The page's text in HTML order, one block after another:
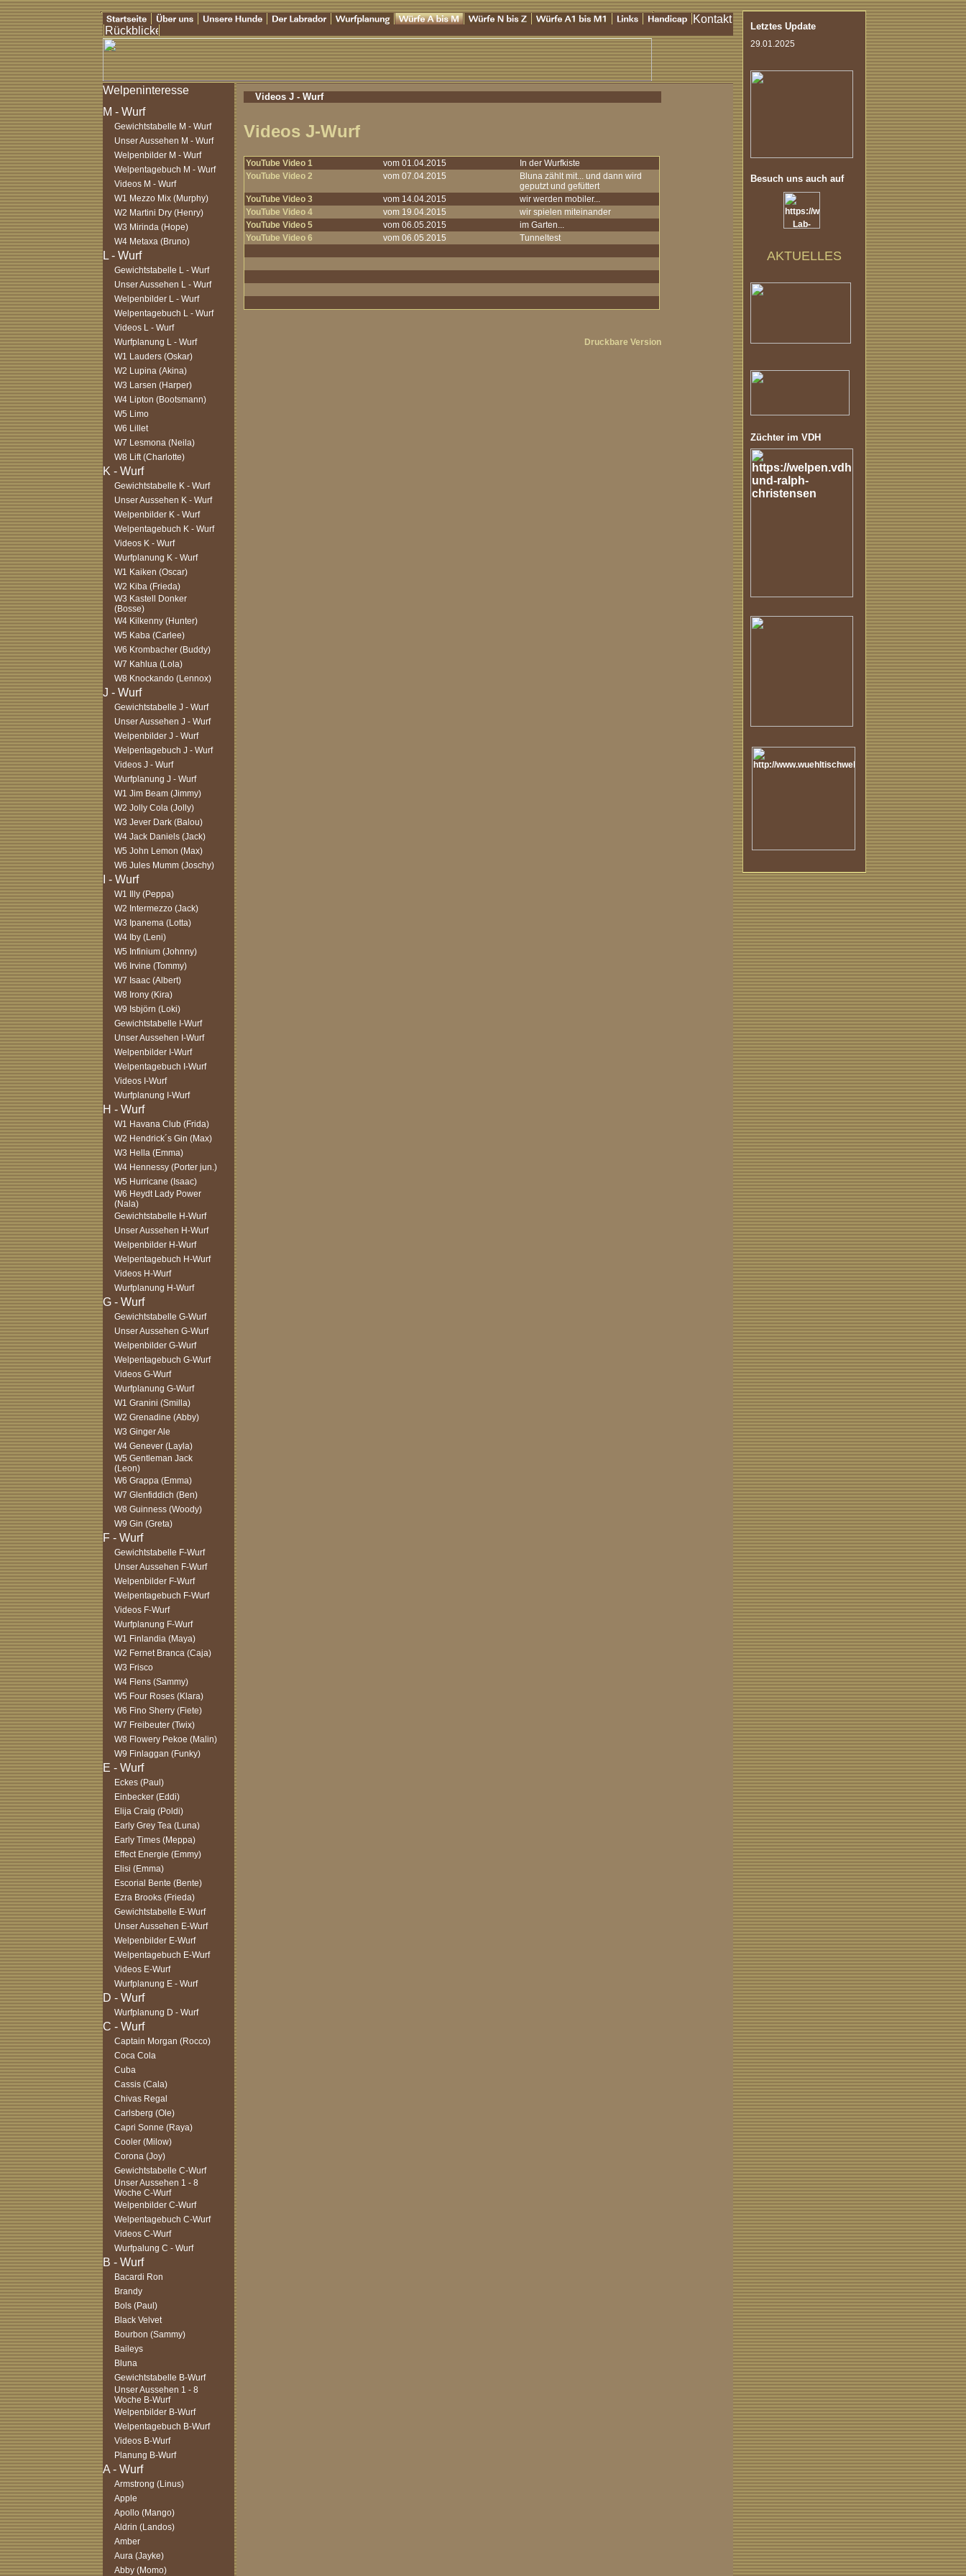
Gewichtstabelle M - Wurf
Unser Aussehen M - Wurf
Welpenbilder M - Wurf
Welpentagebuch M - Wurf
Videos M - Wurf
W1 Mezzo Mix (Murphy)
W2 Martini Dry (Henry)
W3 Mirinda (Hope)
W4 Metaxa (Bruno)
Gewichtstabelle L - Wurf
Unser Aussehen L - Wurf
Welpenbilder L - Wurf
Welpentagebuch L - Wurf
Videos L - Wurf
Wurfplanung L - Wurf
W1 Lauders (Oskar)
W2 Lupina (Akina)
W3 Larsen (Harper)
W4 Lipton (Bootsmann)
W5 Limo
W6 Lillet
W7 Lesmona (Neila)
W8 Lift (Charlotte)
Gewichtstabelle K - Wurf
Unser Aussehen K - Wurf
Welpenbilder K - Wurf
Welpentagebuch K - Wurf
Videos K - Wurf
Wurfplanung K - Wurf
W1 Kaiken (Oscar)
W2 Kiba (Frieda)
W3 Kastell Donker
(Bosse)
W4 Kilkenny (Hunter)
W5 Kaba (Carlee)
W6 Krombacher (Buddy)
W7 Kahlua (Lola)
W8 Knockando (Lennox)
Gewichtstabelle J - Wurf
Unser Aussehen J - Wurf
Welpenbilder J - Wurf
Welpentagebuch J - Wurf
Videos J - Wurf
Wurfplanung J - Wurf
W1 Jim Beam (Jimmy)
W2 Jolly Cola (Jolly)
W3 Jever Dark (Balou)
W4 Jack Daniels (Jack)
W5 John Lemon (Max)
W6 Jules Mumm (Joschy)
W1 Illy (Peppa)
W2 Intermezzo (Jack)
W3 Ipanema (Lotta)
W4 Iby (Leni)
W5 Infinium (Johnny)
W6 Irvine (Tommy)
W7 Isaac (Albert)
W8 Irony (Kira)
W9 Isbjörn (Loki)
Gewichtstabelle I-Wurf
Unser Aussehen I-Wurf
Welpenbilder I-Wurf
Welpentagebuch I-Wurf
Videos I-Wurf
Wurfplanung I-Wurf
W1 Havana Club (Frida)
W2 Hendrick´s Gin (Max)
W3 Hella (Emma)
W4 Hennessy (Porter jun.)
W5 Hurricane (Isaac)
W6 Heydt Lady Power
(Nala)
Gewichtstabelle H-Wurf
Unser Aussehen H-Wurf
Welpenbilder H-Wurf
Welpentagebuch H-Wurf
Videos H-Wurf
Wurfplanung H-Wurf
Gewichtstabelle G-Wurf
Unser Aussehen G-Wurf
Welpenbilder G-Wurf
Welpentagebuch G-Wurf
Videos G-Wurf
Wurfplanung G-Wurf
W1 Granini (Smilla)
W2 Grenadine (Abby)
W3 Ginger Ale
W4 Genever (Layla)
W5 Gentleman Jack
(Leon)
W6 Grappa (Emma)
W7 Glenfiddich (Ben)
W8 Guinness (Woody)
W9 Gin (Greta)
Gewichtstabelle F-Wurf
Unser Aussehen F-Wurf
Welpenbilder F-Wurf
Welpentagebuch F-Wurf
Videos F-Wurf
Wurfplanung F-Wurf
W1 Finlandia (Maya)
W2 Fernet Branca (Caja)
W3 Frisco
W4 Flens (Sammy)
W5 Four Roses (Klara)
W6 Fino Sherry (Fiete)
W7 Freibeuter (Twix)
W8 Flowery Pekoe (Malin)
W9 Finlaggan (Funky)
Eckes (Paul)
Einbecker (Eddi)
Elija Craig (Poldi)
Early Grey Tea (Luna)
Early Times (Meppa)
Effect Energie (Emmy)
Elisi (Emma)
Escorial Bente (Bente)
Ezra Brooks (Frieda)
Gewichtstabelle E-Wurf
Unser Aussehen E-Wurf
Welpenbilder E-Wurf
Welpentagebuch E-Wurf
Videos E-Wurf
Wurfplanung E - Wurf
Wurfplanung D - Wurf
Captain Morgan (Rocco)
Coca Cola
Cuba
Cassis (Cala)
Chivas Regal
Carlsberg (Ole)
Capri Sonne (Raya)
Cooler (Milow)
Corona (Joy)
Gewichtstabelle C-Wurf
Unser Aussehen 1 - 8
Woche C-Wurf
Welpenbilder C-Wurf
Welpentagebuch C-Wurf
Videos C-Wurf
Wurfpalung C - Wurf
Bacardi Ron
Brandy
Bols (Paul)
Black Velvet
Bourbon (Sammy)
Baileys
Bluna
Gewichtstabelle B-Wurf
Unser Aussehen 1 - 8
Woche B-Wurf
Welpenbilder B-Wurf
Welpentagebuch B-Wurf
Videos B-Wurf
Planung B-Wurf
Armstrong (Linus)
Apple
Apollo (Mango)
Aldrin (Landos)
Amber
Aura (Jayke)
Abby (Momo)
Videos J - Wurf
Videos J-Wurf
YouTube Video 1 vom 01.04.2015
In der Wurfkiste
YouTube Video 2
vom 07.04.2015
Bluna zählt mit... und dann wird
geputzt und gefüttert
YouTube Video 3
vom 14.04.2015
wir werden mobiler...
YouTube Video 4
vom 19.04.2015
wir spielen miteinander
YouTube Video 5
vom 06.05.2015
im Garten...
YouTube Video 6
vom 06.05.2015 Tunneltest
Druckbare Version
Letztes Update
29.01.2025
Besuch uns auch auf
AKTUELLES
Züchter im VDH